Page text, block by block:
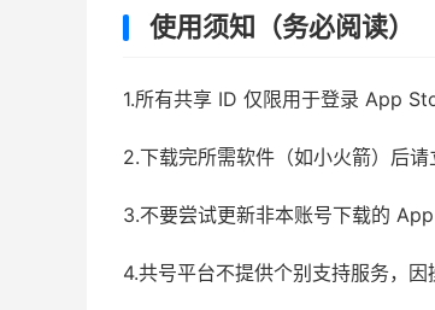
使用须知（务必阅读）
1.所有共享 ID 仅限用于登录 App
2.下载完所需软件（如小火箭）后
3.不要尝试更新非本账号下载的
4.共号平台不提供个别支持服务，